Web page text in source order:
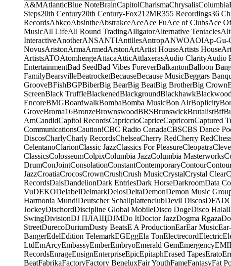
A&MAtlanticBlue NoteBrainCapitolCharismaChrysalisColumbia
Steps20th Century20th Century-Fox21 2MR355 Recordings36
RecordsAbkcoAbsintheAbstrakceAceAce FuAce of ClubsAce
MusicAll LifeAll Round TradingAlligatorAlternative Tentacles
InteractiveAnotherANSANTIAntillesAntropANWOAOIAp-Gu-
NovusAristonArmaArmedArstonArtArtist HouseArtists House
ArtistsATOAtomhengeAttacaAtticAttlaxerasAudio ClarityAudio
EntertainmentBad SeedBad Vibes ForeverBalkantonBalloon
FamilyBearsvilleBeatrocketBecauseBecause MusicBeggars
GrooveBFishBGPBiberBig BearBig BeatBig BrotherBig Crown
ScreenBlack TruffleBlackenedBlackgroundBlackhawkBlackwood
EncoreBMGBoardwalkBombaBomba MusicBon AirBoplicity
GroveBroma16BronzeBrownswoodBRSBrunswickBrutalistBtf
AmCandidCapitol RecordsCapriccioCapriceCapricornCaptured
CommunicationsCaution!CBC Radio CanadaCBSCBS Dance
DiscosCharlyCharly RecordsChelseaCherry RedCherry Red
CelentanoClarionClassic JazzClassics For PleasureCleopatra
ClassicsColosseumColpixColumbia JazzColumbia Masterworks
DrumConJointConsolationConstantContemporaryContour
JazzCroatiaCrocosCrownCrushCrush MusicCrystalCrystal Clear
RecordsDaisDandelionDark EntriesDark HorseDarkroomData
VuDEKODelabelDelmarkDelosDeltaDemonDemon Music
Harmonia MundiDeutscher SchallplattenclubDevil DiscosDFA
JockeyDischordDiscipline Global MobileDisco DogeDisco Halal
SwingDivisionDJ ПЛАЩDJMDo ItDoctor JazzDogma Rgaza
StreetDurecoDuriumDusty BeatsE A ProductionEarEar Music
BangerEdelEdition TelemarkEGEggEla TonElectrecordElectric
LtdEmArcyEmbassyEmberEmbryoEmerald GemEmergencyEMI
RecordsEnrageEnsignEnterpriseEpicEpitaphErased TapesErato
BeatFabrikaFactoryFactory BeneluxFair YouthFameFantasyFat